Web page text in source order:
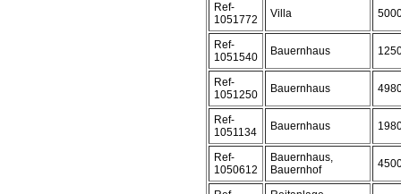
Ref-
1051772
Villa
Ref-
1051540
Bauernhaus
Ref-
1051250
Bauernhaus
Ref-
1051134
Bauernhaus
Ref-
1050612
Bauernhaus,
Bauernhof